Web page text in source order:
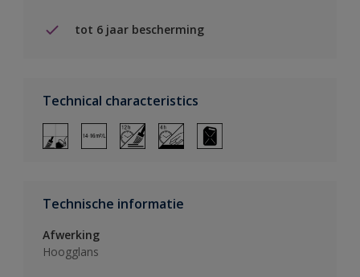
tot 6 jaar bescherming
Technical characteristics
Technische informatie
Afwerking
Hoogglans